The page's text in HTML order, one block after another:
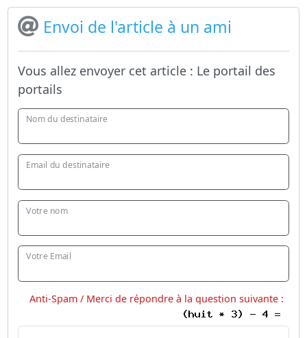
Envoi de l'article à un ami
Vous allez envoyer cet article : Le portail des
portails
Nom du destinataire
Email du destinataire
Votre nom
Votre Email
Anti-Spam / Merci de répondre à la question suivante :